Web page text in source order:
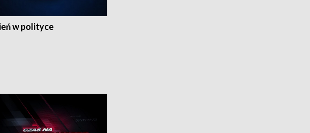
w polityce